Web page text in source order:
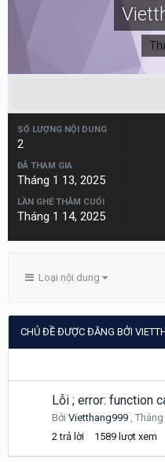
SỐ LƯỢNG NỘI DUNG
2
ĐÃ THAM GIA
Tháng 1 13, 2025
LẦN GHÉ THĂM CUỐI
Tháng 1 14, 2025
Loại nội dung
CHỦ ĐỀ ĐƯỢC ĐĂNG BỞI
Lỗi ; error: function
Bởi Vietthang999 ,
2 trả lời 1589 lượt xem